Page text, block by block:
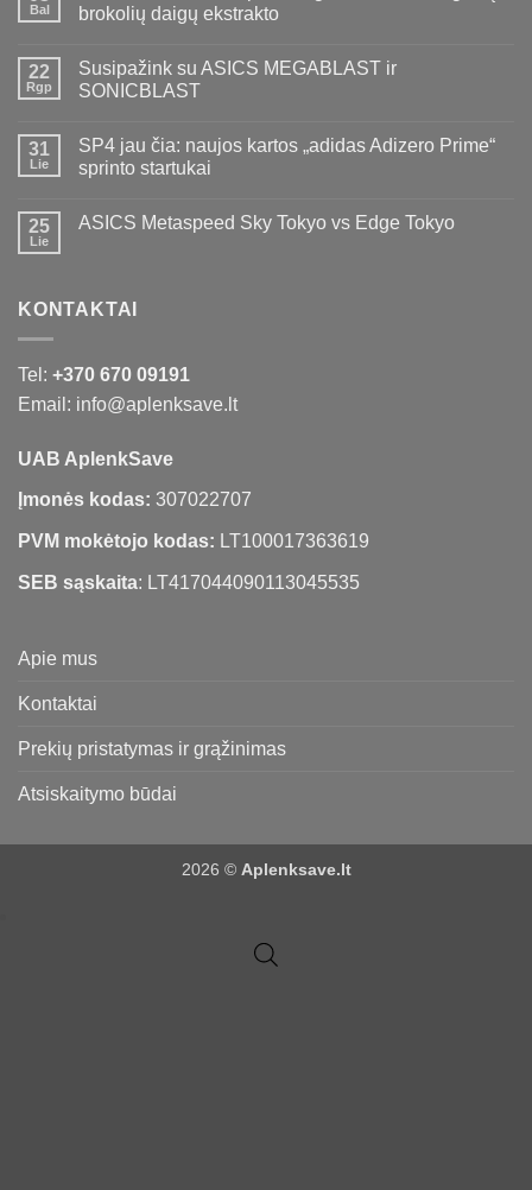
Bal
brokolių daigų ekstrakto
22
Rgp
Susipažink su ASICS MEGABLAST ir
SONICBLAST
31
Lie
SP4 jau čia: naujos kartos „adidas Adizero Prime“
sprinto startukai
25
Lie
ASICS Metaspeed Sky Tokyo vs Edge Tokyo
KONTAKTAI
Tel: +370 670 09191
Email: info@aplenksave.lt
UAB AplenkSave
Įmonės kodas: 307022707
PVM mokėtojo kodas: LT100017363619
SEB sąskaita: LT417044090113045535
Apie mus
Kontaktai
Prekių pristatymas ir grąžinimas
Atsiskaitymo būdai
2026 © Aplenksave.lt